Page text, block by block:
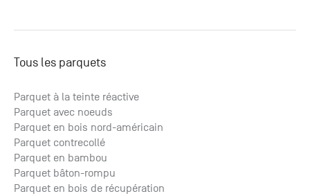
Tous les parquets
Parquet à la teinte réactive
Parquet avec noeuds
Parquet en bois nord-américain
Parquet contrecollé
Parquet en bambou
Parquet bâton-rompu
Parquet en bois de récupération